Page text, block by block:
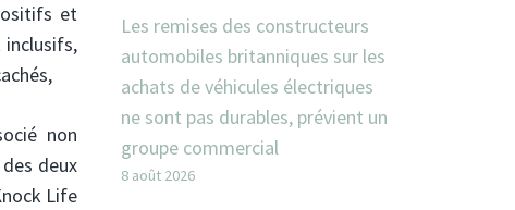
et
non
deux
Life
Les remises des constructeurs
automobiles britanniques sur les
achats de véhicules électriques
ne sont pas durables, prévient un
groupe commercial
8 août 2026